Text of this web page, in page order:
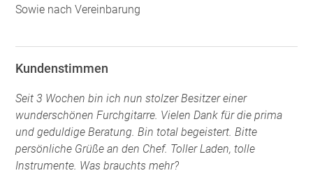
Sowie nach Vereinbarung
Kundenstimmen
Seit 3 Wochen bin ich nun stolzer Besitzer einer
wunderschönen Furchgitarre. Vielen Dank für die prima
und geduldige Beratung. Bin total begeistert. Bitte
persönliche Grüße an den Chef. Toller Laden, tolle
Instrumente. Was brauchts mehr?